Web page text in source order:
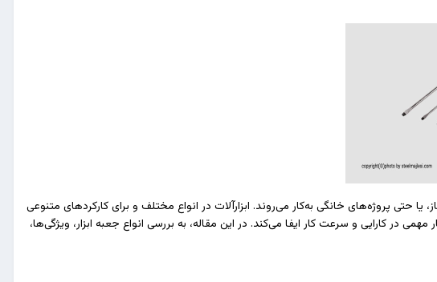
حتی پروژه‌های خانگی به‌کار می‌روند. ابزارآلات در انواع مختلف و برای کارکردهای متنوعی
در کارایی و سرعت کار ایفا می‌کند. در این مقاله، به بررسی انواع جعبه ابزار، ویژگی‌ها،